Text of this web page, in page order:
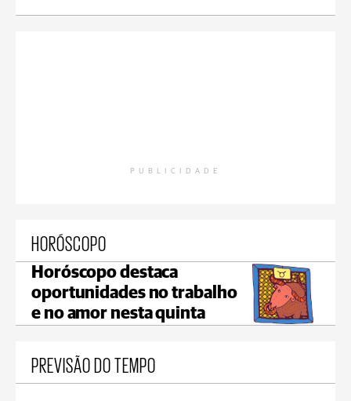
PUBLICIDADE
HORÓSCOPO
Horóscopo destaca
oportunidades no trabalho
e no amor nesta quinta
PREVISÃO DO TEMPO